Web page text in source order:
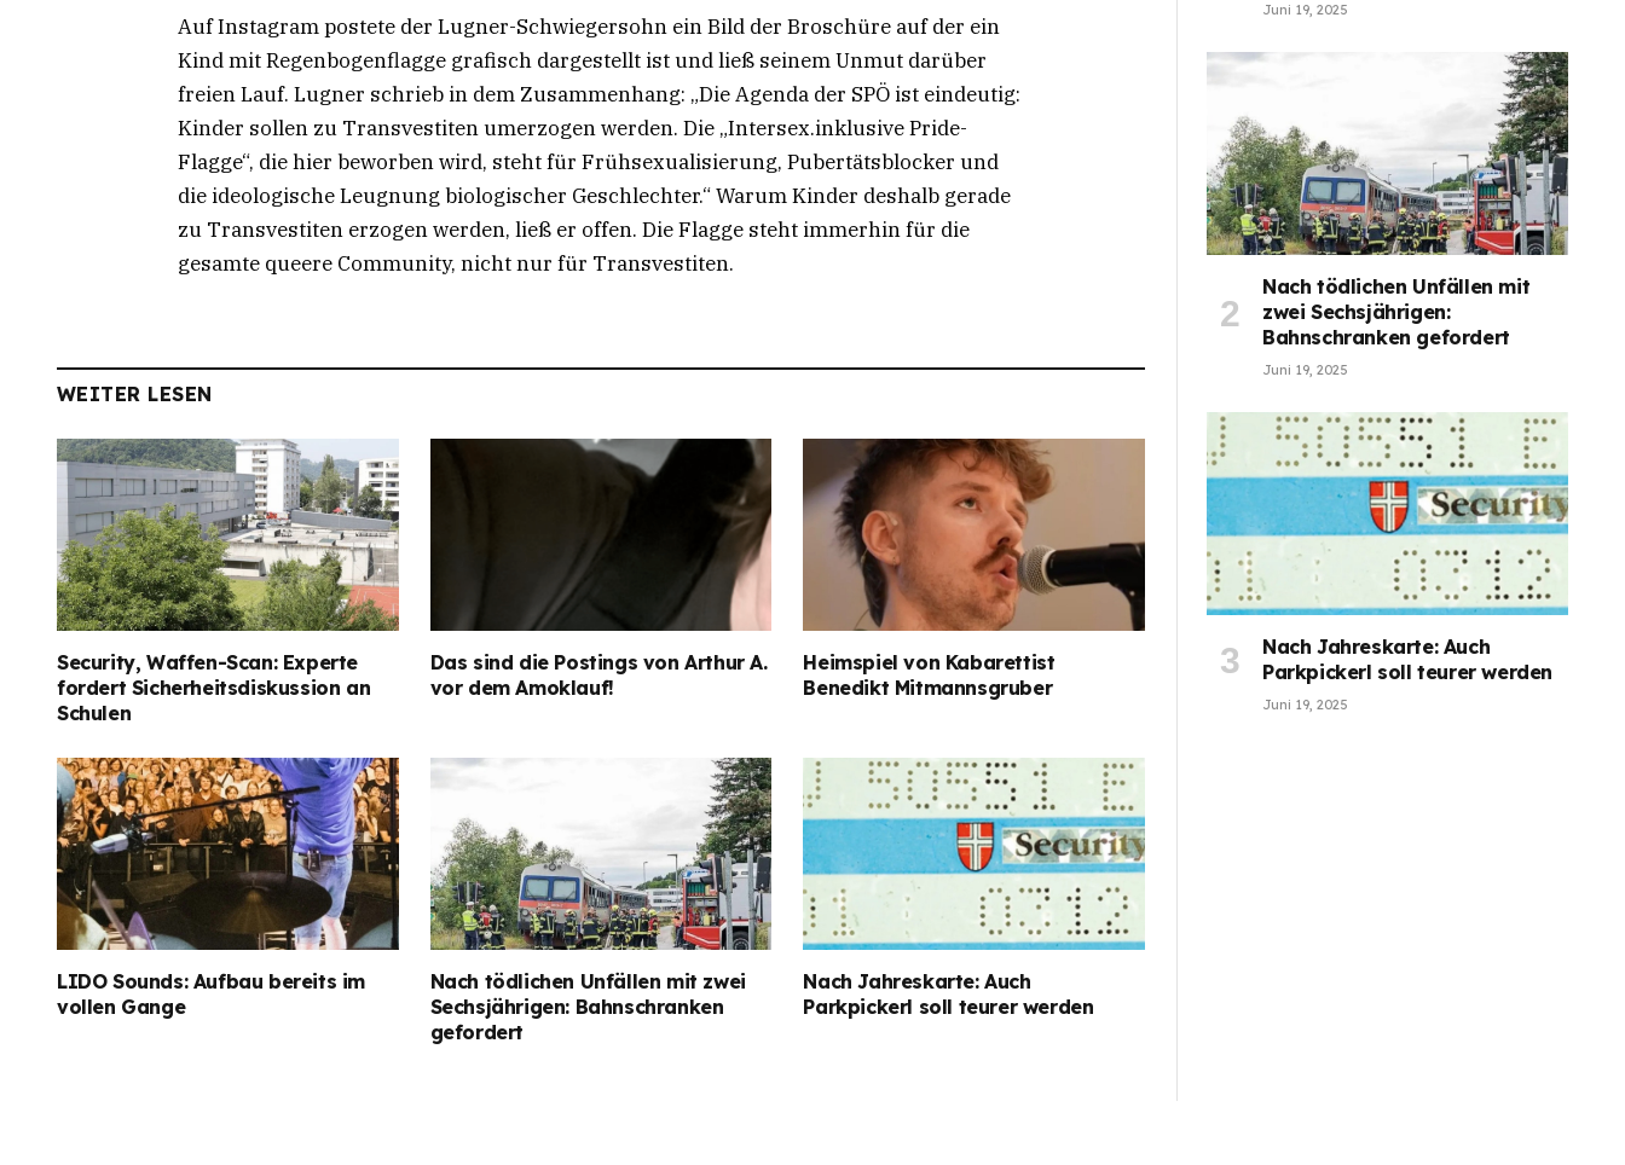
Auf Instagram postete der Lugner-Schwiegersohn ein Bild der Broschüre auf der ein
Kind mit Regenbogenflagge grafisch dargestellt ist und ließ seinem Unmut darüber
freien Lauf. Lugner schrieb in dem Zusammenhang: „Die Agenda der SPÖ ist eindeutig:
Kinder sollen zu Transvestiten umerzogen werden. Die „Intersex.inklusive Pride-
Flagge“, die hier beworben wird, steht für Frühsexualisierung, Pubertätsblocker und
die ideologische Leugnung biologischer Geschlechter.“ Warum Kinder deshalb gerade
zu Transvestiten erzogen werden, ließ er offen. Die Flagge steht immerhin für die
gesamte queere Community, nicht nur für Transvestiten.
WEITER LESEN
Security, Waffen-Scan: Experte
fordert Sicherheitsdiskussion an
Schulen
Das sind die Postings von Arthur A.
vor dem Amoklauf!
Heimspiel von Kabarettist
Benedikt Mitmannsgruber
LIDO Sounds: Aufbau bereits im
vollen Gange
Nach tödlichen Unfällen mit zwei
Sechsjährigen: Bahnschranken
gefordert
Nach Jahreskarte: Auch
Parkpickerl soll teurer werden
Juni 19, 2025
Nach tödlichen Unfällen mit
zwei Sechsjährigen:
Bahnschranken gefordert
Juni 19, 2025
Nach Jahreskarte: Auch
Parkpickerl soll teurer werden
Juni 19, 2025